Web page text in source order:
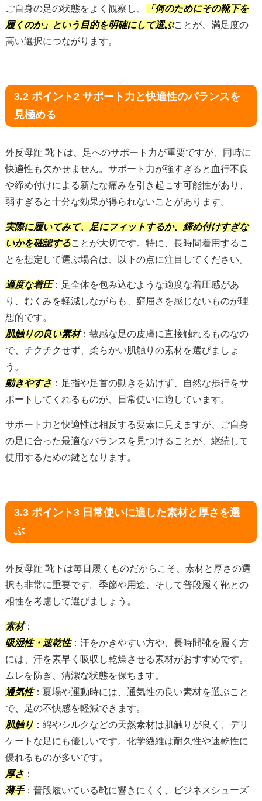
ご自身の足の状態をよく観察し、
「何のためにその靴下を
履くのか」という目的を明確にして選ぶことが、満足度の
高い選択につながります。
3.2 ポイント2 サポート力と快適性のバランスを
見極める
外反母趾 靴下は、足へのサポート力が重要ですが、同時に
快適性も欠かせません。サポート力が強すぎると血行不良
や締め付けによる新たな痛みを引き起こす可能性があり、
弱すぎると十分な効果が得られないことがあります。
実際に履いてみて、足にフィットするか、締め付けすぎな
いかを確認することが大切です。特に、長時間着用するこ
とを想定して選ぶ場合は、以下の点に注目してください。
適度な着圧：足全体を包み込むような適度な着圧感があ
り、むくみを軽減しながらも、窮屈さを感じないものが理
想的です。
肌触りの良い素材：敏感な足の皮膚に直接触れるものなの
で、チクチクせず、柔らかい肌触りの素材を選びましょ
う。
動きやすさ：足指や足首の動きを妨げず、自然な歩行をサ
ポートしてくれるものが、日常使いに適しています。
サポート力と快適性は相反する要素に見えますが、ご自身
の足に合った最適なバランスを見つけることが、継続して
使用するための鍵となります。
3.3 ポイント3 日常使いに適した素材と厚さを選
ぶ
外反母趾 靴下は毎日履くものだからこそ、素材と厚さの選
択も非常に重要です。季節や用途、そして普段履く靴との
相性を考慮して選びましょう。
素材：
吸湿性・速乾性：汗をかきやすい方や、長時間靴を履く方
には、汗を素早く吸収し乾燥させる素材がおすすめです。
ムレを防ぎ、清潔な状態を保ちます。
通気性：夏場や運動時には、通気性の良い素材を選ぶこと
で、足の不快感を軽減できます。
肌触り ：綿やシルクなどの天然素材は肌触りが良く、デリ
ケートな足にも優しいです。化学繊維は耐久性や速乾性に
優れるものが多いです。
厚さ：
薄手：普段履いている靴に響きにくく、ビジネスシューズ